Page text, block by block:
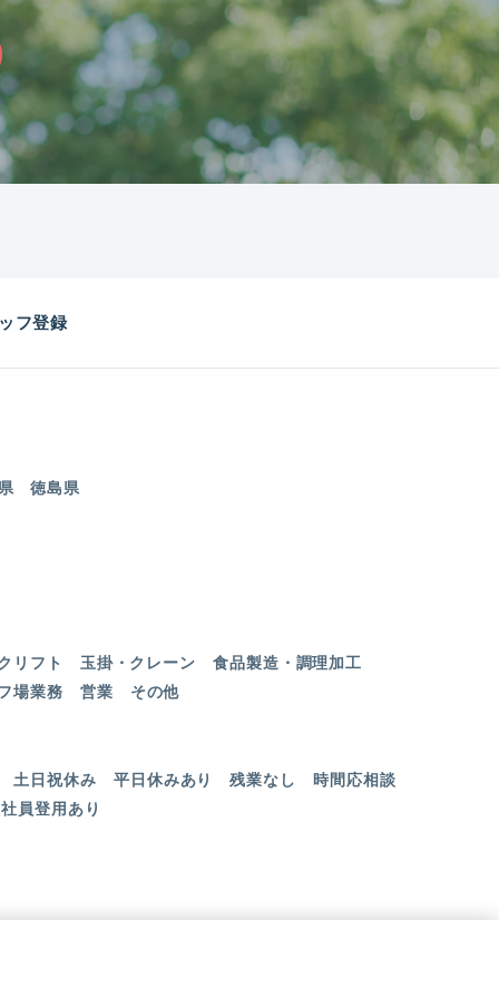
フ登録
徳島県
リフト 玉掛・クレーン
食品製造・調理加工
場業務
営業 その他
土日祝休み 平日休みあり 残業なし
時間応相談
社員登用あり